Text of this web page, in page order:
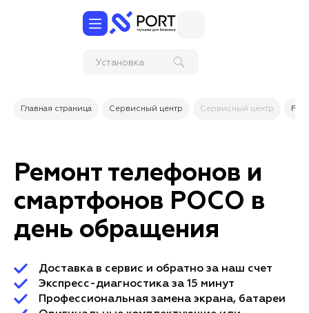
Установка
продление
Главная страница Сервисный центр Сервисный центр
Ремонт телефонов и
смартфонов POCO в
день обращения
Доставка в сервис и обратно за наш счет
Экспресс-диагностика за 15 минут
Профессиональная замена экрана, батареи